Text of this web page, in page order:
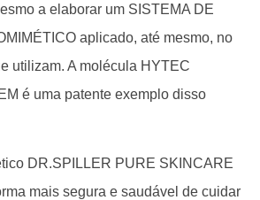
a elaborar um SISTEMA DE
aplicado, até mesmo, no
utilizam. A molécula HYTEC
é uma patente exemplo disso
DR.SPILLER PURE SKINCARE
mais segura e saudável de cuidar